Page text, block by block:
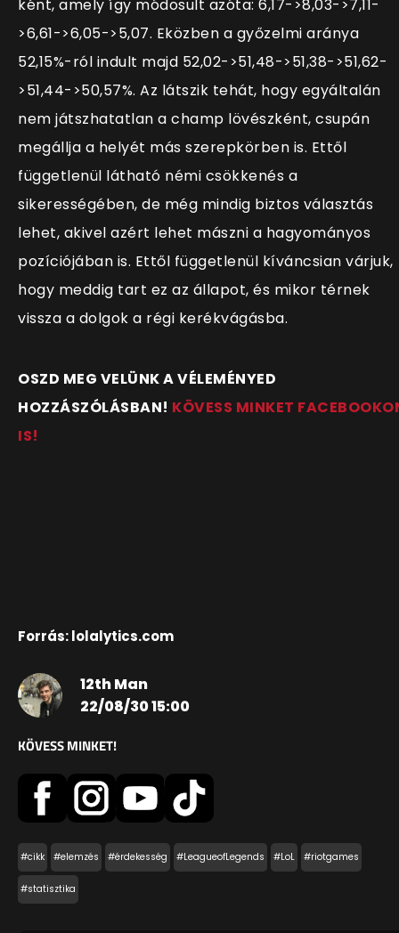
ként, amely így módosult azóta: 6,17->8,03->7,11-
>6,61->6,05->5,07. Eközben a győzelmi aránya
52,15%-ról indult majd 52,02->51,48->51,38->51,62-
>51,44->50,57%. Az látszik tehát, hogy egyáltalán
nem játszhatatlan a champ lövészként, csupán
megállja a helyét más szerepkörben is. Ettől
függetlenül látható némi csökkenés a
sikerességében, de még mindig biztos választás
lehet, akivel azért lehet mászni a hagyományos
pozíciójában is. Ettől függetlenül kíváncsian várjuk,
hogy meddig tart ez az állapot, és mikor térnek
vissza a dolgok a régi kerékvágásba.
OSZD MEG VELÜNK A VÉLEMÉNYED
HOZZÁSZÓLÁSBAN! KÖVESS MINKET
IS!
Forrás: lolalytics.com
12th Man
22/08/30 15:00
KÖVESS MINKET!
#cikk #elemzés #érdekesség #LeagueofLegends #LoL #riotgames
#statisztika